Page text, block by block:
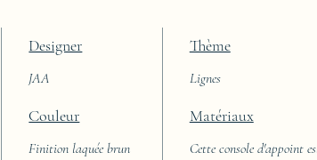
Designer
JAA
Thème
Lignes
Couleur
Finition laquée brun
Matériaux
Cette console d'appoint